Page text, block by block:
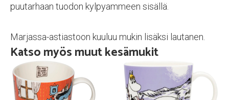
puutarhaan tuodon kylpyammeen sisällä.
Marjassa-astiastoon kuuluu mukin lisäksi lautanen.
Katso myös muut kesämukit